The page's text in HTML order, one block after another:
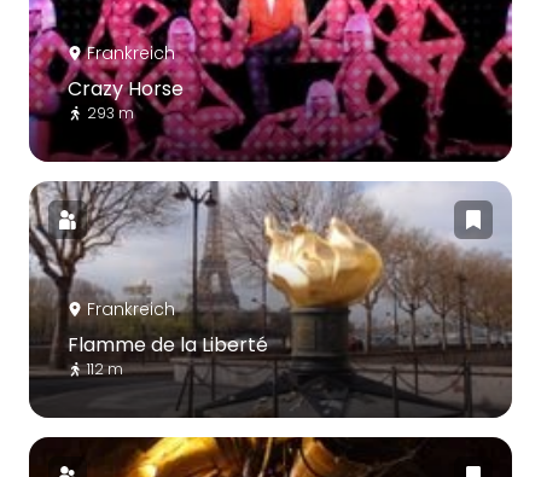
Frankreich
Crazy Horse
293 m
Frankreich
Flamme de la Liberté
112 m